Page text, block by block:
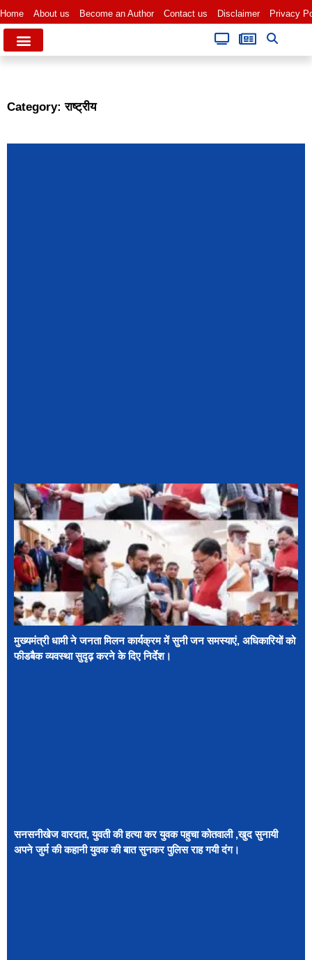
Home About us Become an Author Contact us Disclaimer Privacy
Category: राष्ट्रीय
मुख्यमंत्री धामी ने जनता मिलन कार्यक्रम में सुनी जन समस्याएं, अधिकारियों को
फीडबैक व्यवस्था सुदृढ़ करने के दिए निर्देश।
सनसनीखेज वारदात, युवती की हत्या कर युवक पहुचा कोतवाली ,खुद सुनायी
अपने जुर्म की कहानी युवक की बात सुनकर पुलिस राह गयी दंग।